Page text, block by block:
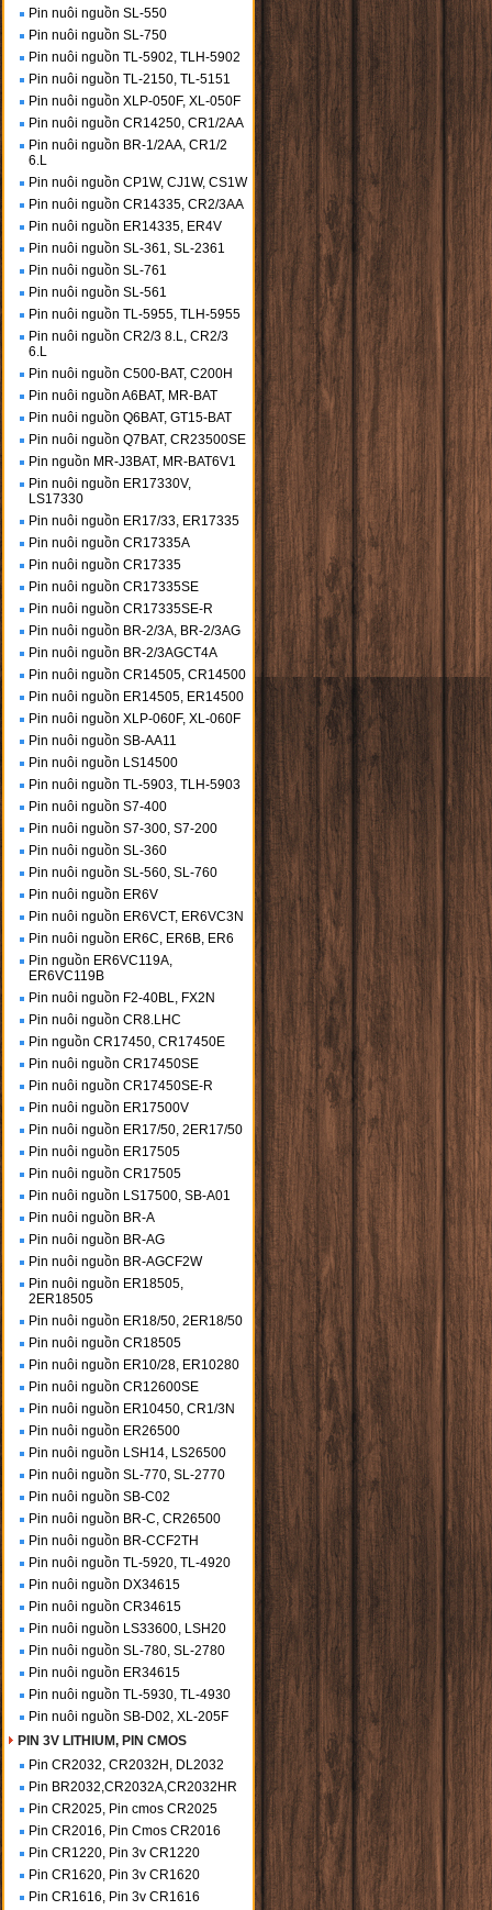
Pin nuôi nguồn SL-550
Pin nuôi nguồn SL-750
Pin nuôi nguồn TL-5902, TLH-5902
Pin nuôi nguồn TL-2150, TL-5151
Pin nuôi nguồn XLP-050F, XL-050F
Pin nuôi nguồn CR14250, CR1/2AA
Pin nuôi nguồn BR-1/2AA, CR1/2
6.L
Pin nuôi nguồn CP1W, CJ1W, CS1W
Pin nuôi nguồn CR14335, CR2/3AA
Pin nuôi nguồn ER14335, ER4V
Pin nuôi nguồn SL-361, SL-2361
Pin nuôi nguồn SL-761
Pin nuôi nguồn SL-561
Pin nuôi nguồn TL-5955, TLH-5955
Pin nuôi nguồn CR2/3 8.L, CR2/3
6.L
Pin nuôi nguồn C500-BAT, C200H
Pin nuôi nguồn A6BAT, MR-BAT
Pin nuôi nguồn Q6BAT, GT15-BAT
Pin nuôi nguồn Q7BAT, CR23500SE
Pin nguồn MR-J3BAT, MR-BAT6V1
Pin nuôi nguồn ER17330V,
LS17330
Pin nuôi nguồn ER17/33, ER17335
Pin nuôi nguồn CR17335A
Pin nuôi nguồn CR17335
Pin nuôi nguồn CR17335SE
Pin nuôi nguồn CR17335SE-R
Pin nuôi nguồn BR-2/3A, BR-2/3AG
Pin nuôi nguồn BR-2/3AGCT4A
Pin nuôi nguồn CR14505, CR14500
Pin nuôi nguồn ER14505, ER14500
Pin nuôi nguồn XLP-060F, XL-060F
Pin nuôi nguồn SB-AA11
Pin nuôi nguồn LS14500
Pin nuôi nguồn TL-5903, TLH-5903
Pin nuôi nguồn S7-400
Pin nuôi nguồn S7-300, S7-200
Pin nuôi nguồn SL-360
Pin nuôi nguồn SL-560, SL-760
Pin nuôi nguồn ER6V
Pin nuôi nguồn ER6VCT, ER6VC3N
Pin nuôi nguồn ER6C, ER6B, ER6
Pin nguồn ER6VC119A,
ER6VC119B
Pin nuôi nguồn F2-40BL, FX2N
Pin nuôi nguồn CR8.LHC
Pin nguồn CR17450, CR17450E
Pin nuôi nguồn CR17450SE
Pin nuôi nguồn CR17450SE-R
Pin nuôi nguồn ER17500V
Pin nuôi nguồn ER17/50, 2ER17/50
Pin nuôi nguồn ER17505
Pin nuôi nguồn CR17505
Pin nuôi nguồn LS17500, SB-A01
Pin nuôi nguồn BR-A
Pin nuôi nguồn BR-AG
Pin nuôi nguồn BR-AGCF2W
Pin nuôi nguồn ER18505,
2ER18505
Pin nuôi nguồn ER18/50, 2ER18/50
Pin nuôi nguồn CR18505
Pin nuôi nguồn ER10/28, ER10280
Pin nuôi nguồn CR12600SE
Pin nuôi nguồn ER10450, CR1/3N
Pin nuôi nguồn ER26500
Pin nuôi nguồn LSH14, LS26500
Pin nuôi nguồn SL-770, SL-2770
Pin nuôi nguồn SB-C02
Pin nuôi nguồn BR-C, CR26500
Pin nuôi nguồn BR-CCF2TH
Pin nuôi nguồn TL-5920, TL-4920
Pin nuôi nguồn DX34615
Pin nuôi nguồn CR34615
Pin nuôi nguồn LS33600, LSH20
Pin nuôi nguồn SL-780, SL-2780
Pin nuôi nguồn ER34615
Pin nuôi nguồn TL-5930, TL-4930
Pin nuôi nguồn SB-D02, XL-205F
PIN 3V LITHIUM, PIN CMOS
Pin CR2032, CR2032H, DL2032
Pin BR2032,CR2032A,CR2032HR
Pin CR2025, Pin cmos CR2025
Pin CR2016, Pin Cmos CR2016
Pin CR1220, Pin 3v CR1220
Pin CR1620, Pin 3v CR1620
Pin CR1616, Pin 3v CR1616